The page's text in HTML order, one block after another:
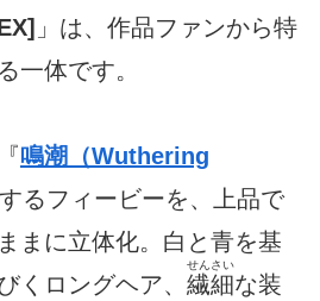
」は、作品ファンから特
一体です。
鳴潮（Wuthering
るフィービーを、上品で
まに立体化。白と青を基
くロングヘア、 繊細
せんさい
な装